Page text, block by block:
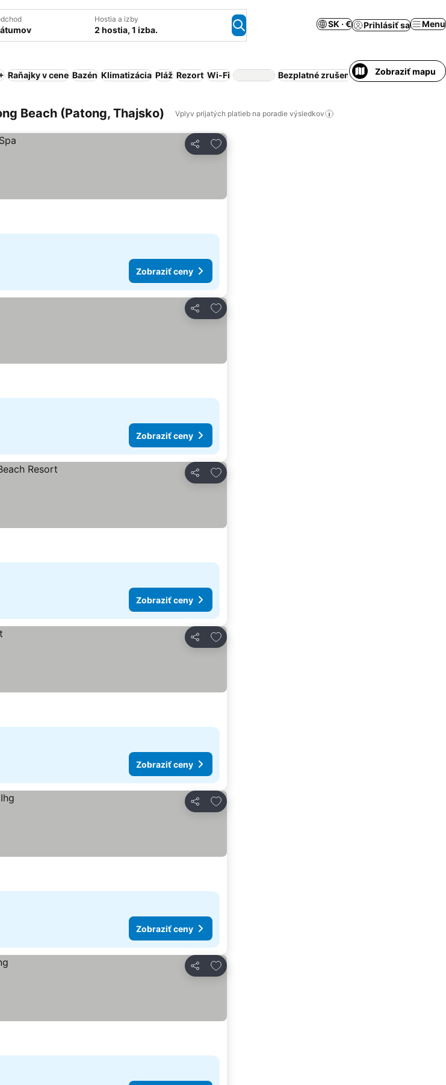
Hostia a izby
2 hostia, 1 izba.
SK · € Prihlásiť sa Menu
Raňajky v cene Bazén Klimatizácia Pláž Rezort Wi-Fi Bezplatné zrušenie rezervácieZobraziť mapu
Beach (Patong, Thajsko) Vplyv prijatých platieb na poradie výsledkov
Zdieľať
Pridať do obľúbených
Zobraziť ceny
Zdieľať
Pridať do obľúbených
Zobraziť ceny
Zdieľať
Pridať do obľúbených
Zobraziť ceny
Zdieľať
Pridať do obľúbených
Zobraziť ceny
Zdieľať
Pridať do obľúbených
Zobraziť ceny
Zdieľať
Pridať do obľúbených